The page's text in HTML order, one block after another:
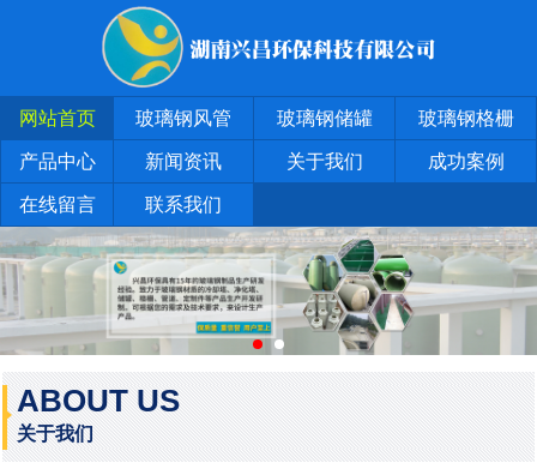
网站首页 玻璃钢风管 玻璃钢储罐 玻璃钢格栅
产品中心 新闻资讯 关于我们 成功案例
在线留言 联系我们
ABOUT US
关于我们